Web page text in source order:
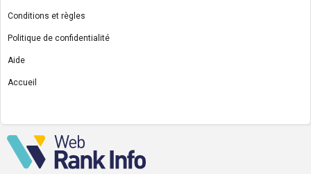
Conditions et règles
Politique de confidentialité
Aide
Accueil